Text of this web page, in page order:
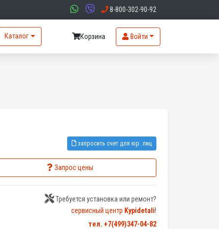
8-800-302-90-92
Каталог Корзина Войти
запросить счет для юр. лиц
Запрос цены
Требуется установка или ремонт?
сервисный центр Kypidetali!
тел. +7(499)347-04-82